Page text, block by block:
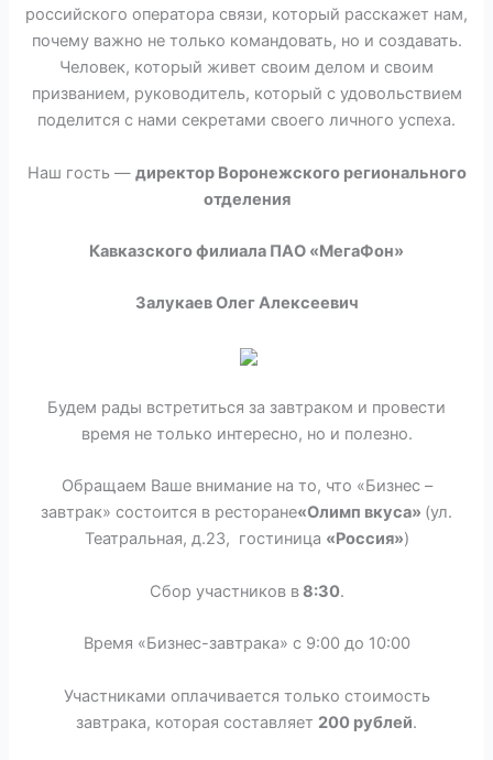
российского оператора связи, который расскажет нам,
почему важно не только командовать, но и создавать.
Человек, который живет своим делом и своим
призванием, руководитель, который с удовольствием
поделится с нами секретами своего личного успеха.
Наш гость — директор Воронежского регионального
отделения
Кавказского филиала ПАО «МегаФон»
Залукаев Олег Алексеевич
Будем рады встретиться за завтраком и провести
время не только интересно, но и полезно.
Обращаем Ваше внимание на то, что «Бизнес –
завтрак» состоится в ресторане«Олимп вкуса» (ул.
Театральная, д.23, гостиница «Россия»)
Сбор участников в8:30.
Время «Бизнес-завтрака» с 9:00 до 10:00
Участниками оплачивается только стоимость
завтрака, которая составляет 200 рублей.